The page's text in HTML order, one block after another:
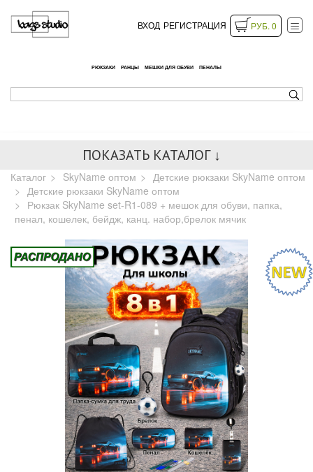
ВХОД РЕГИСТРАЦИЯ РУБ. 0
РЮКЗАКИ РАНЦЫ МЕШКИ ДЛЯ ОБУВИ ПЕНАЛЫ
ПОКАЗАТЬ КАТАЛОГ ↓
Каталог SkyName оптом
Детские рюкзаки SkyName оптом
Детские рюкзаки SkyName оптом
Рюкзак SkyName set-R1-089 + мешок для обуви, папка,
пенал, кошелек, бейдж, канц. набор,брелок мячик